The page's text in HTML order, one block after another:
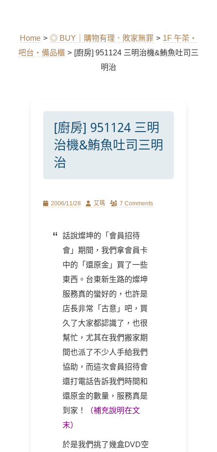
Home > ◎ BUY｜購物有理．敗家無罪 > 1F 午茶‧
吧台‧備品櫃 > [廚房] 951124 三明治機&鮪魚吐司三
明治
[廚房] 951124 三明
治機&鮪魚吐司三明
治
Posted
2006/11/28 Author
艾瑪 7 Comments
話說燦坤的「會員招待
會」期間，我們拿會員卡
中的「還原金」買了一些
東西。台東新生路的燦坤
服務真的蠻好的，也許是
店長非常「古意」吧，買
久了大家都認識了，也很
幫忙，尤其在我們搬家期
間也派了不少人手給我們
協助，而這次會員招待會
還打電話告訴我們時間和
還原金的數量，服務真是
到家！
（補充說明在文
末）
於是我們挑了幾盒DVD空